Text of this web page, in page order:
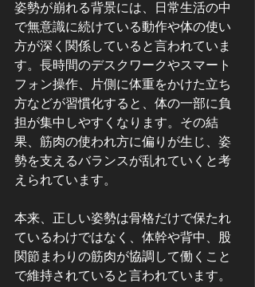
姿勢が崩れる背景には、日常生活の中
で無意識に続けている動作や体の使い
方が深く関係していると言われていま
す。長時間のデスクワークやスマート
フォン操作、片側に体重をかけた立ち
方などが習慣化すると、体の一部に負
担が集中しやすくなります。その結
果、筋肉の使われ方に偏りが生じ、姿
勢を支えるバランスが乱れていくと考
えられています。
本来、正しい姿勢は骨格だけで保たれ
ているわけではなく、体幹や背中、股
関節まわりの筋肉が協調して働くこと
で維持されていると言われています。